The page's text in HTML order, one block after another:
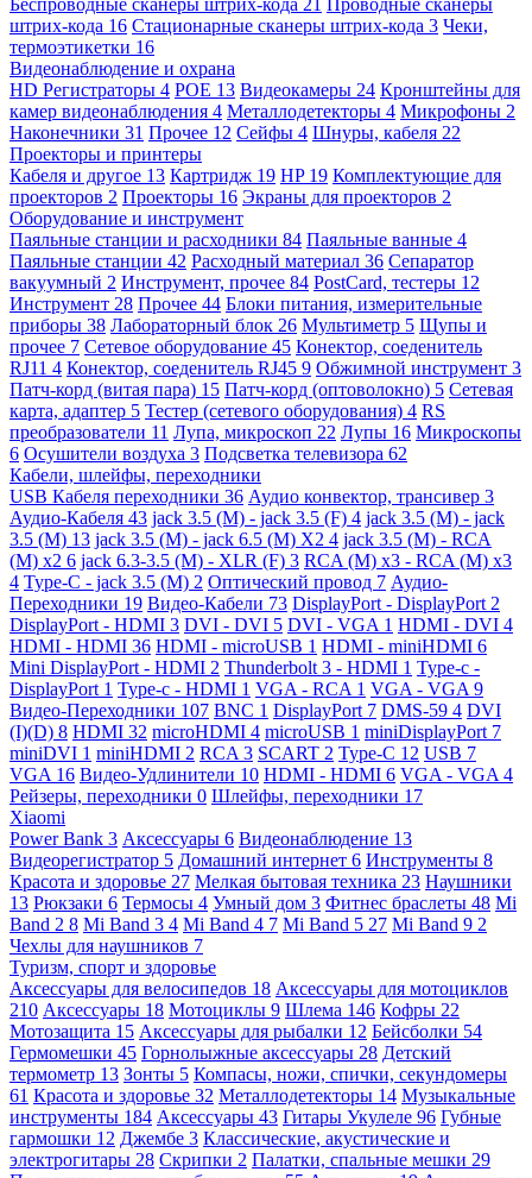
штрих-кода 16 Стационарные сканеры штрих-кода 3 Чеки,
термоэтикетки 16
Видеонаблюдение и охрана
HD Регистраторы 4 POE 13 Видеокамеры 24 Кронштейны для
камер видеонаблюдения 4 Металлодетекторы 4 Микрофоны 2
Наконечники 31 Прочее 12 Сейфы 4 Шнуры, кабеля 22
Проекторы и принтеры
Кабеля и другое 13 Картридж 19 HP 19 Комплектующие для
проекторов 2 Проекторы 16 Экраны для проекторов 2
Оборудование и инструмент
Паяльные станции и расходники 84 Паяльные ванные 4
Паяльные станции 42 Расходный материал 36 Сепаратор
вакуумный 2 Инструмент, прочее 84 PostCard, тестеры 12
Инструмент 28 Прочее 44 Блоки питания, измерительные
приборы 38 Лабораторный блок 26 Мультиметр 5 Щупы и
прочее 7 Сетевое оборудование 45 Конектор, соеденитель
RJ11 4 Конектор, соеденитель RJ45 9 Обжимной инструмент 3
Патч-корд (витая пара) 15 Патч-корд (оптоволокно) 5 Сетевая
карта, адаптер 5 Тестер (сетевого оборудования) 4 RS
преобразователи 11 Лупа, микроскоп 22 Лупы 16 Микроскопы
6 Осушители воздуха 3 Подсветка телевизора 62
Кабели, шлейфы, переходники
USB Кабеля переходники 36 Аудио конвектор, трансивер 3
Аудио-Кабеля 43 jack 3.5 (M) - jack 3.5 (F) 4 jack 3.5 (M) - jack
3.5 (M) 13 jack 3.5 (M) - jack 6.5 (M) X2 4 jack 3.5 (M) - RCA
(M) x2 6 jack 6.3-3.5 (M) - XLR (F) 3 RCA (M) x3 - RCA (M) x3
4 Type-C - jack 3.5 (M) 2 Оптический провод 7 Аудио-
Переходники 19 Видео-Кабели 73 DisplayPort - DisplayPort 2
DisplayPort - HDMI 3 DVI - DVI 5 DVI - VGA 1 HDMI - DVI 4
HDMI - HDMI 36 HDMI - microUSB 1 HDMI - miniHDMI 6
Mini DisplayPort - HDMI 2 Thunderbolt 3 - HDMI 1 Type-c -
DisplayPort 1 Type-c - HDMI 1 VGA - RCA 1 VGA - VGA 9
Видео-Переходники 107 BNC 1 DisplayPort 7 DMS-59 4 DVI
(I)(D) 8 HDMI 32 microHDMI 4 microUSB 1 miniDisplayPort 7
miniDVI 1 miniHDMI 2 RCA 3 SCART 2 Type-C 12 USB 7
VGA 16 Видео-Удлинители 10 HDMI - HDMI 6 VGA - VGA 4
Рейзеры, переходники 0 Шлейфы, переходники 17
Xiaomi
Power Bank 3 Аксессуары 6 Видеонаблюдение 13
Видеорегистратор 5 Домашний интернет 6 Инструменты 8
Красота и здоровье 27 Мелкая бытовая техника 23 Наушники
13 Рюкзаки 6 Термосы 4 Умный дом 3 Фитнес браслеты 48 Mi
Band 2 8 Mi Band 3 4 Mi Band 4 7 Mi Band 5 27 Mi Band 9 2
Чехлы для наушников 7
Туризм, спорт и здоровье
Аксессуары для велосипедов 18 Аксессуары для мотоциклов
210 Аксессуары 18 Мотоциклы 9 Шлема 146 Кофры 22
Мотозащита 15 Аксессуары для рыбалки 12 Бейсболки 54
Гермомешки 45 Горнолыжные аксессуары 28 Детский
термометр 13 Зонты 5 Компасы, ножи, спички, секундомеры
61 Красота и здоровье 32 Металлодетекторы 14 Музыкальные
инструменты 184 Аксессуары 43 Гитары Укулеле 96 Губные
гармошки 12 Джембе 3 Классические, акустические и
электрогитары 28 Скрипки 2 Палатки, спальные мешки 29